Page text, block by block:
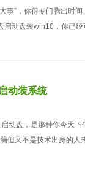
事”，你得专门腾出时
动盘装win10，你已
动装系统
动盘，是那种你今天下
但又不是技术出身的人